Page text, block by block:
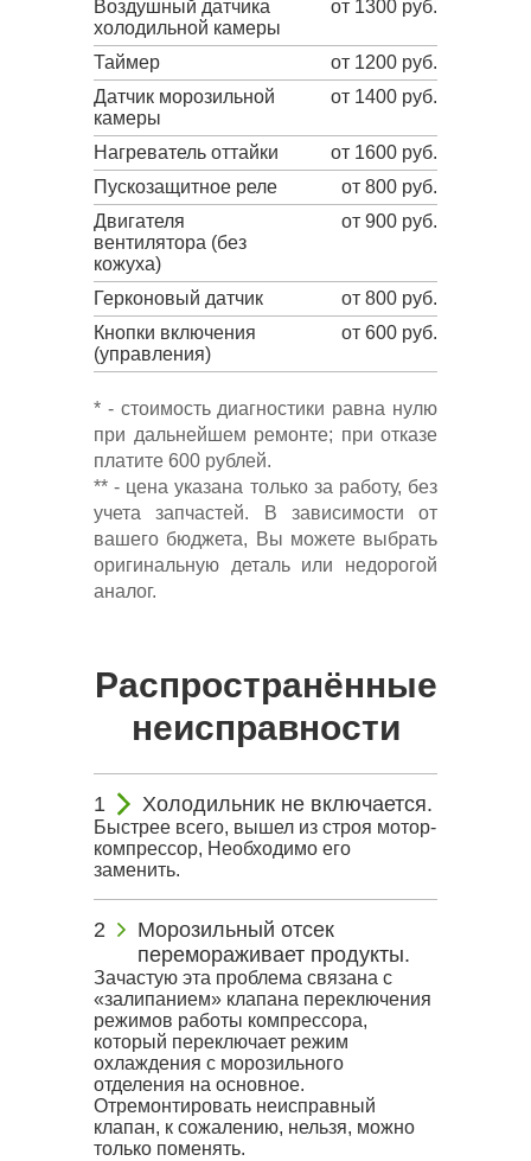
Воздушный датчика
холодильной камеры
от 1300 руб.
Таймер
от 1200 руб.
Датчик морозильной
камеры
от 1400 руб.
Нагреватель оттайки
от 1600 руб.
Пускозащитное реле
от 800 руб.
Двигателя
вентилятора (без
кожуха)
от 900 руб.
Герконовый датчик
от 800 руб.
Кнопки включения
(управления)
от 600 руб.
* - стоимость диагностики равна нулю
при дальнейшем ремонте; при отказе
платите 600 рублей.
** - цена указана только за работу, без
учета запчастей. В зависимости от
вашего бюджета, Вы можете выбрать
оригинальную деталь или недорогой
аналог.
Распространённые
неисправности
Холодильник не включается.
Быстрее всего, вышел из строя мотор-
компрессор, Необходимо его
заменить.
Морозильный отсек
перемораживает продукты.
Зачастую эта проблема связана с
«залипанием» клапана переключения
режимов работы компрессора,
который переключает режим
охлаждения с морозильного
отделения на основное.
Отремонтировать неисправный
клапан, к сожалению, нельзя, можно
только поменять.